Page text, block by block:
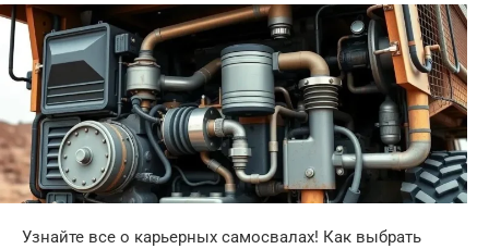
Узнайте все о карьерных самосвалах! Как выбрать